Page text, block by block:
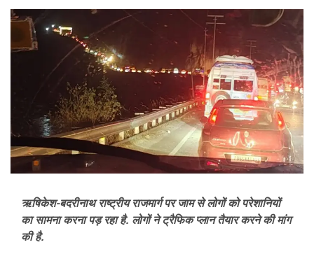
ऋषिकेश-बदरीनाथ राष्ट्रीय राजमार्ग पर जाम से लोगों को परेशानियों
का सामना करना पड़ रहा है. लोगों ने ट्रैफिक प्लान तैयार करने की मांग
की है.